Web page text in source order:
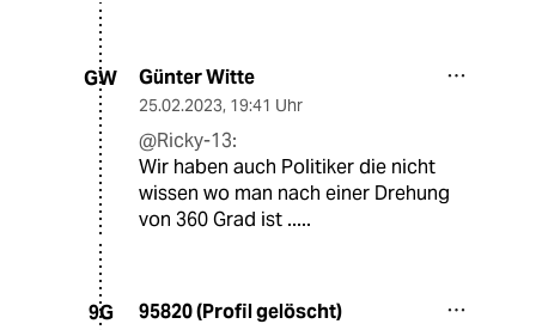
GW Günter Witte
25.02.2023, 19:41 Uhr
@Ricky-13:
Wir haben auch Politiker die nicht
wissen wo man nach einer Drehung
von 360 Grad ist .....
9G 95820 (Profil gelöscht)